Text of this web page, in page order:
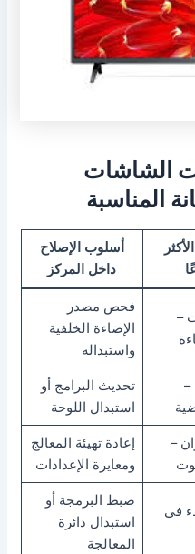
الشاشات
المناسبة
أسلوب الإصلاح
داخل المركز
–
فحص مصدر
الإضاءة الخلفية
واستبداله
–
تحديث البرامج أو
استبدال اللوحة
–
إعادة تهيئة المعالج
ومعايرة الإعدادات
في
ضبط البرمجة أو
استبدال دائرة
المعالجة